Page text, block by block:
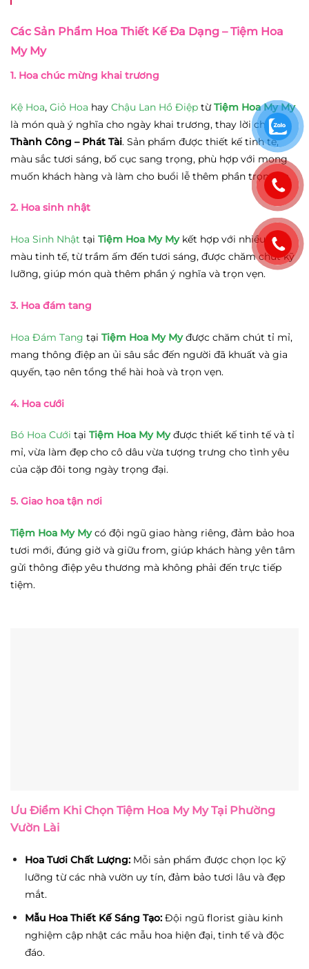
Các Sản Phẩm Hoa Thiết Kế Đa Dạng – Tiệm Hoa
My My
1. Hoa chúc mừng khai trương
Kệ Hoa, Giỏ Hoa hay Chậu Lan Hồ Điệp từTiệm Hoa My My
là món quà ý nghĩa cho ngày khai trương, thay lời chúc
Thành Công – Phát Tài. Sản phẩm được thiết kế tinh tế,
màu sắc tươi sáng, bố cục sang trọng, phù hợp với mong
muốn khách hàng và làm cho buổi lễ thêm phần trọn vẹn.
2. Hoa sinh nhật
Hoa Sinh Nhật tại Tiệm Hoa My Mykết hợp với nhiều gam
màu tinh tế, từ trầm ấm đến tươi sáng, được chăm chút kỹ
lưỡng, giúp món quà thêm phần ý nghĩa và trọn vẹn.
3. Hoa đám tang
Hoa Đám Tang tại Tiệm Hoa My Myđược chăm chút tỉ mỉ,
mang thông điệp an ủi sâu sắc đến người đã khuất và gia
quyến, tạo nên tổng thể hài hoà và trọn vẹn.
4. Hoa cưới
Bó Hoa Cưới tại Tiệm Hoa My Myđược thiết kế tinh tế và tỉ
mỉ, vừa làm đẹp cho cô dâu vừa tượng trưng cho tình yêu
của cặp đôi tong ngày trọng đại.
5. Giao hoa tận nơi
Tiệm Hoa My Mycó đội ngũ giao hàng riêng, đảm bảo hoa
tươi mới, đúng giờ và giữu from, giúp khách hàng yên tâm
gửi thông điệp yêu thương mà không phải đến trực tiếp
tiệm.
Ưu Điểm Khi Chọn Tiệm Hoa My My Tại Phường
Vườn Lài
Hoa Tươi Chất Lượng:Mỗi sản phẩm được chọn lọc kỹ
lưỡng từ các nhà vườn uy tín, đảm bảo tươi lâu và đẹp
mắt.
Mẫu Hoa Thiết Kế Sáng Tạo:Đội ngũ florist giàu kinh
nghiệm cập nhật các mẫu hoa hiện đại, tinh tế và độc
đáo.